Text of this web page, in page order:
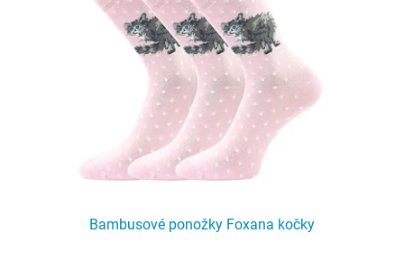
Bambusové ponožky Foxana kočky